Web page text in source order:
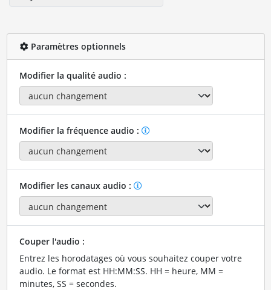
Paramètres optionnels
Modifier la qualité audio :
Modifier la fréquence audio :
Modifier les canaux audio :
Couper l'audio :
Entrez les horodatages où vous souhaitez couper votre
audio. Le format est HH:MM:SS. HH = heure, MM =
minutes, SS = secondes.